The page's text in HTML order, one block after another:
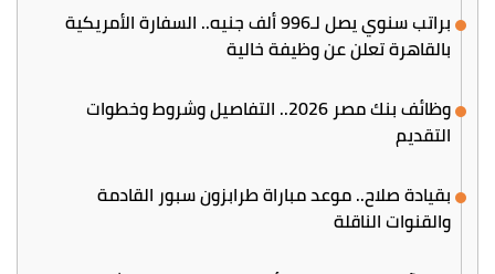
براتب سنوي يصل لـ996 ألف جنيه.. السفارة الأمريكية
بالقاهرة تعلن عن وظيفة خالية
وظائف بنك مصر 2026.. التفاصيل وشروط وخطوات
التقديم
بقيادة صلاح.. موعد مباراة طرابزون سبور القادمة
والقنوات الناقلة